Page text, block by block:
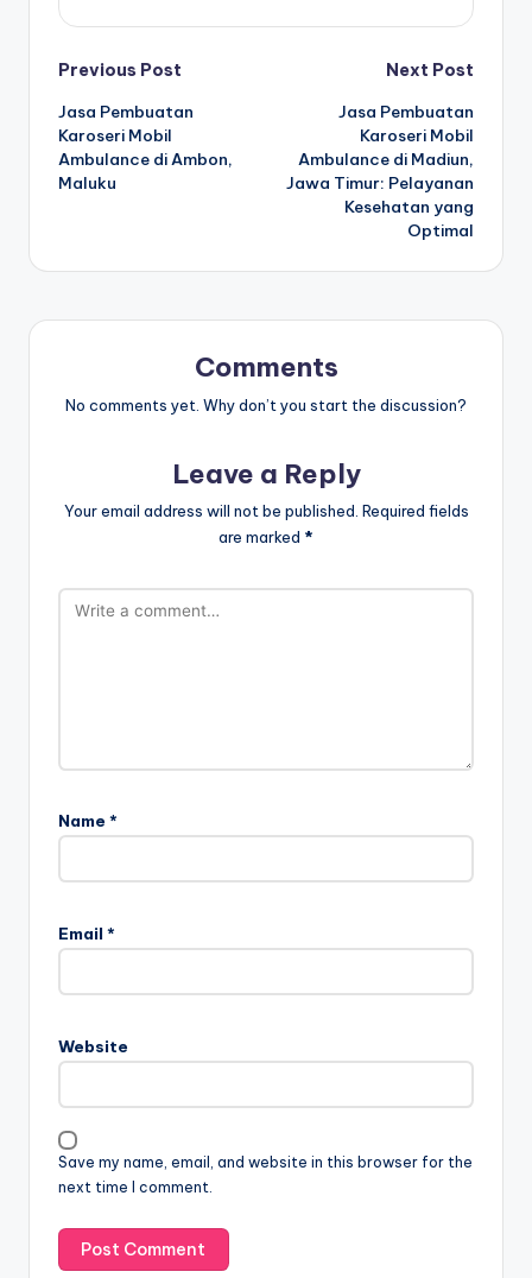
Post
navigation
Previous Post
Jasa Pembuatan
Karoseri Mobil
Ambulance di Ambon,
Maluku
Next Post
Jasa Pembuatan
Karoseri Mobil
Ambulance di Madiun,
Jawa Timur: Pelayanan
Kesehatan yang
Optimal
Comments
No comments yet. Why don’t you start the discussion?
Leave a Reply
Your email address will not be published. Required fields
are marked *
Name *
Email *
Website
Save my name, email, and website in this browser for the
next time I comment.